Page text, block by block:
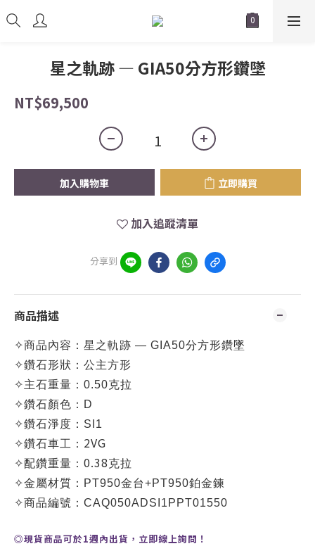
星之軌跡 — GIA50分方形鑽墜
NT$69,500
加入購物車 立即購買
加入追蹤清單
分享到
商品描述
✧商品內容：星之軌跡 — GIA50分方形鑽墜
✧鑽石形狀：公主方形
✧主石重量：0.50克拉
✧鑽石顏色：D
✧鑽石淨度：SI1
✧鑽石車工： 2VG
✧配鑽重量： 0.38克拉
✧金屬材質：PT950金台+PT950鉑金鍊
✧商品編號： CAQ050ADSI1PPT01550
◎現貨商品可於1週內出貨， 立即線上詢問 ！